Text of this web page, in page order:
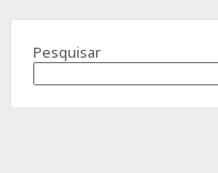
Pesquisar